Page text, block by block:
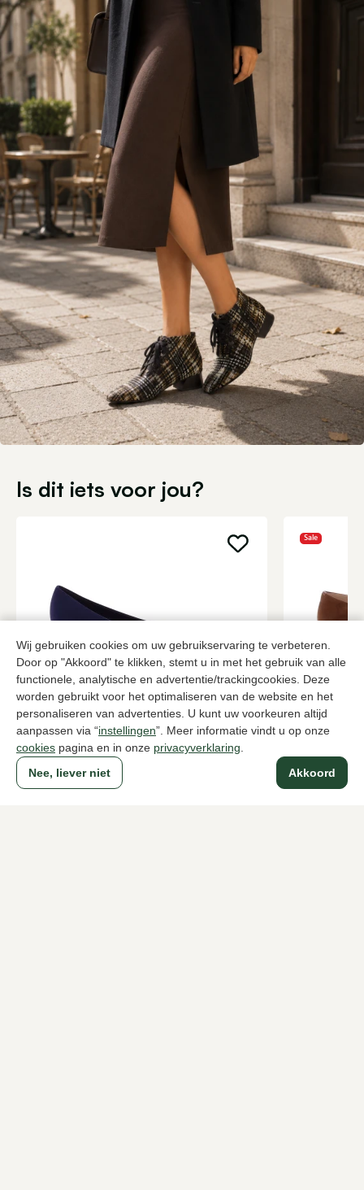
Wij gebruiken cookies om uw gebruikservaring te verbeteren.
Door op "Akkoord" te klikken, stemt u in met het gebruik van alle
functionele, analytische en advertentie/trackingcookies. Deze
worden gebruikt voor het optimaliseren van de website en het
personaliseren van advertenties. U kunt uw voorkeuren altijd
aanpassen via “instellingen”. Meer informatie vindt u op onze
cookies pagina en in onze privacyverklaring
Akkoord
Nee, liever niet
Is dit iets voor jou?
Brunate
Blauwe pumps dames
199,95 2 kleuren
Sale
Nalini
Bruine
199,95